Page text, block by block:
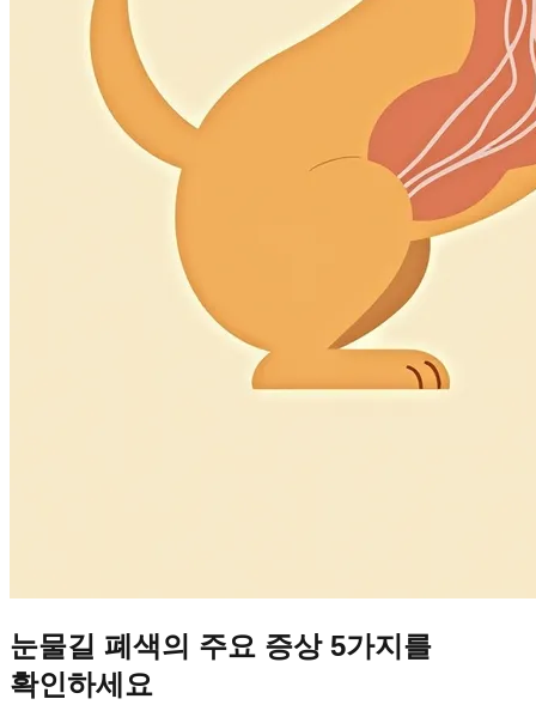
눈물길 폐색의 주요 증상 5가지를
확인하세요